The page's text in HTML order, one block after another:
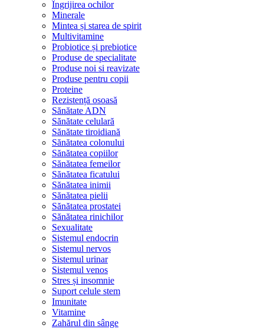
Îngrijirea ochilor
Minerale
Mintea și starea de spirit
Multivitamine
Probiotice și prebiotice
Produse de specialitate
Produse noi si reavizate
Produse pentru copii
Proteine
Rezistență osoasă
Sănătate ADN
Sănătate celulară
Sănătate tiroidiană
Sănătatea colonului
Sănătatea copiilor
Sănătatea femeilor
Sănătatea ficatului
Sănătatea inimii
Sănătatea pielii
Sănătatea prostatei
Sănătatea rinichilor
Sexualitate
Sistemul endocrin
Sistemul nervos
Sistemul urinar
Sistemul venos
Stres și insomnie
Suport celule stem
Imunitate
Vitamine
Zahărul din sânge